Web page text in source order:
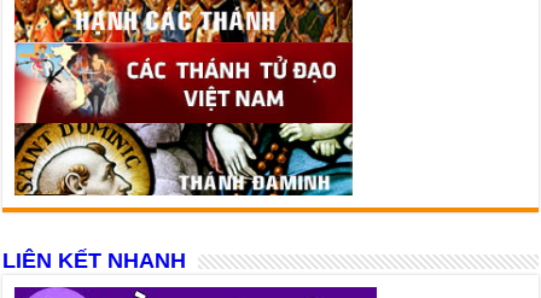
LIÊN KẾT NHANH